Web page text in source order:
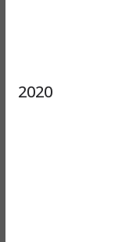
2020